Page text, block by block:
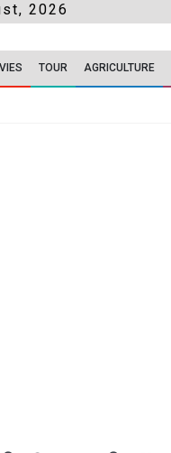
2026
TOUR AGRICULTURE